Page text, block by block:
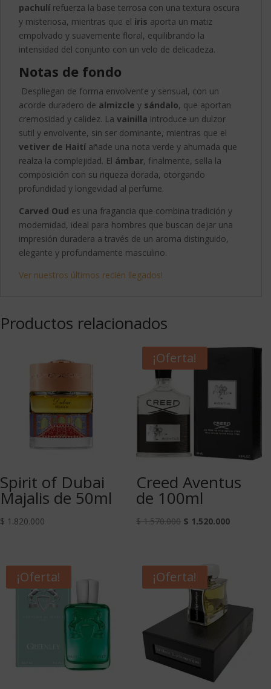
pachulí refuerza la base terrosa con una textura oscura
y misteriosa, mientras que el iris aporta un matiz
empolvado y suavemente floral, equilibrando la
intensidad del conjunto con un velo de delicadeza.
Notas de fondo
Despliegan de forma envolvente y sensual, con un
acorde duradero de almizcle y sándalo, que aportan
cremosidad y calidez. La vainilla introduce un dulzor
sutil y envolvente, sin ser dominante, mientras que el
vetiver de Haití añade una nota verde y ahumada que
realza la complejidad. El ámbar, finalmente, sella la
composición con su riqueza dorada, otorgando
profundidad y longevidad al perfume.
Carved Oud es una fragancia que combina tradición y
modernidad, ideal para hombres que buscan dejar una
impresión duradera a través de un aroma distinguido,
elegante y profundamente masculino.
Ver nuestros últimos recién llegados!
Productos relacionados
Spirit of Dubai
Majalis de 50ml
$ 1.820.000
¡Oferta!
Creed Aventus
de 100ml
$1.570.000 $ 1.520.000
¡Oferta! ¡Oferta!